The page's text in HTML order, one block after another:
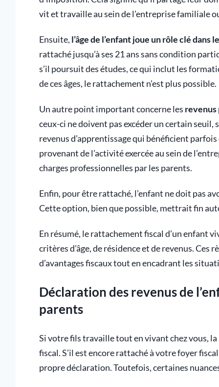
vit et travaille au sein de l’entreprise familiale
Ensuite, l’âge de l’enfant joue un rôle clé
rattaché jusqu’à ses 21 ans sans condition
s’il poursuit des études, ce qui inclut les
de ces âges, le rattachement n’est plus possible.
Un autre point important concerne les revenus
ceux-ci ne doivent pas excéder un certain seuil,
revenus d’apprentissage qui bénéficient
provenant de l’activité exercée au sein de
charges professionnelles par les parents.
Enfin, pour être rattaché, l’enfant ne doit pas
Cette option, bien que possible, mettrait fin
En résumé, le rattachement fiscal d’un enfant
critères d’âge, de résidence et de revenus.
d’avantages fiscaux tout en encadrant les
Déclaration des revenus de
parents
Si votre fils travaille tout en vivant chez vous,
fiscal. S’il est encore rattaché à votre foyer
propre déclaration. Toutefois, certaines